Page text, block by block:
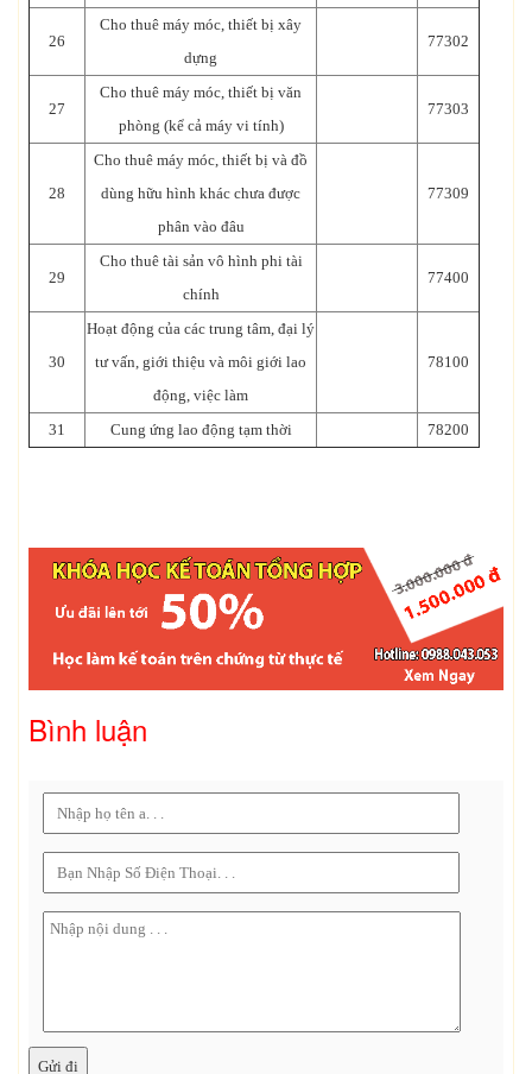
26
Cho thuê máy móc, thiết bị xây
dựng
77302
27
Cho thuê máy móc, thiết bị văn
phòng (kể cả máy vi tính)
77303
28
Cho thuê máy móc, thiết bị và đồ
dùng hữu hình khác chưa được
phân vào đâu
77309
29
Cho thuê tài sản vô hình phi tài
chính
77400
30
Hoạt động của các trung tâm, đại lý
tư vấn, giới thiệu và môi giới lao
động, việc làm
78100
31 Cung ứng lao động tạm thời 78200
Bình luận